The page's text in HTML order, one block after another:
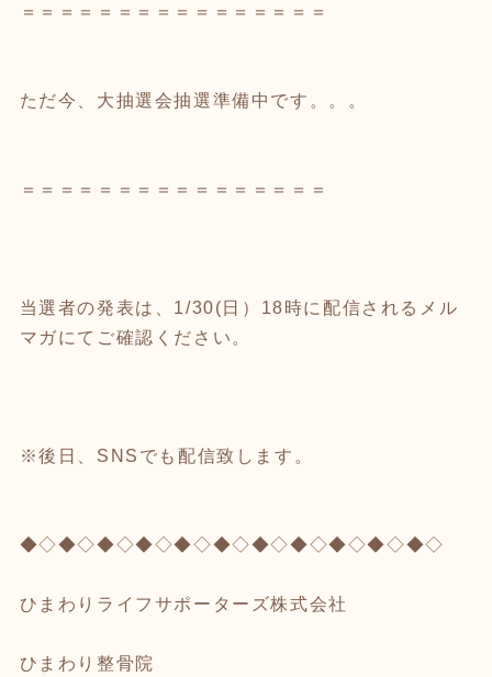
＝＝＝＝＝＝＝＝＝＝＝＝＝＝＝＝
ただ今、大抽選会抽選準備中です。。。
＝＝＝＝＝＝＝＝＝＝＝＝＝＝＝＝
当選者の発表は、1/30(日）18時に配信されるメル
マガにてご確認ください。
※後日、SNSでも配信致します。
◆◇◆◇◆◇◆◇◆◇◆◇◆◇◆◇◆◇◆◇◆◇
ひまわりライフサポーターズ株式会社
ひまわり整骨院